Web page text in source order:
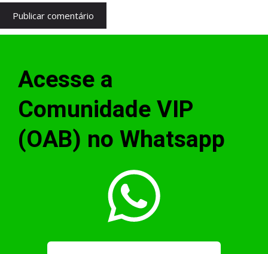
Acesse a
Comunidade VIP
(OAB) no Whatsapp